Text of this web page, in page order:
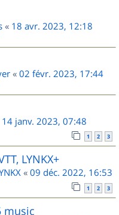
« 18 avr. 2023, 12:18
« 02 févr. 2023, 17:44
14 janv. 2023, 07:48
1 2 3
LYNKX+
« 09 déc. 2022, 16:53
1 2 3
music